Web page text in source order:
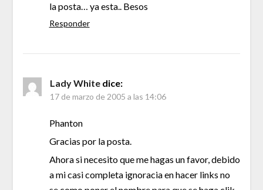
la posta… ya esta.. Besos
Responder
Lady White dice:
17 de marzo de 2005 a las 14:06
Phanton
Gracias por la posta.
Ahora si necesito que me hagas un favor, debido
a mi casi completa ignoracia en hacer links no